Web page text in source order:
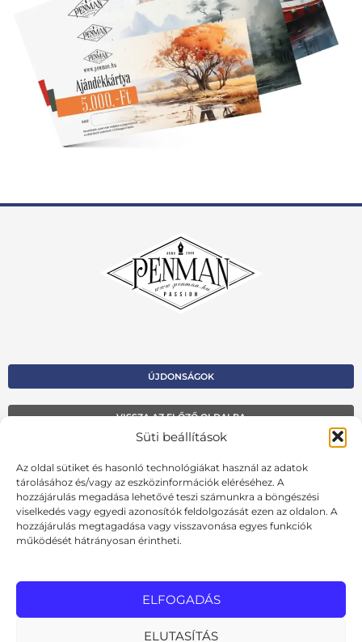
Süti beállítások
Az oldal sütiket és hasonló technológiákat használ az adatok
tárolásához és/vagy az eszközinformációk eléréséhez. A
hozzájárulás megadása lehetővé teszi számunkra a böngészési
viselkedés vagy egyedi azonosítók feldolgozását ezen az oldalon. A
hozzájárulás megtagadása vagy visszavonása egyes funkciók
működését hátrányosan érintheti.
ELFOGADÁS
ELUTASÍTÁS
ÚJDONSÁGOK
VISSZA AZ ELŐZŐ OLDALRA
Kosár
Fiók
Adatvédelmi szabályzat
Cookie szabályzat
Online elállási nyilatkozat